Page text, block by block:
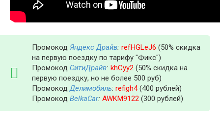
Промокод Яндекс Драйв: refHGLeJ6 (50% скидка
на первую поездку по тарифу "Фикс")
Промокод СитиДрайв: khCyy2 (50% скидка на
первую поездку, но не более 500 руб)
ПромокодДелимобиль: refigh4(400 рублей)
Промокод BelkaCar: AWKM9122 (300 рублей)